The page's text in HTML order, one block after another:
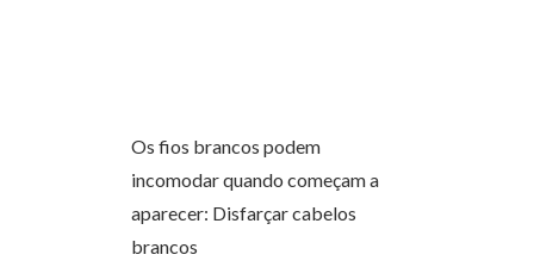
Os fios brancos podem
incomodar quando começam a
aparecer: Disfarçar cabelos
brancos